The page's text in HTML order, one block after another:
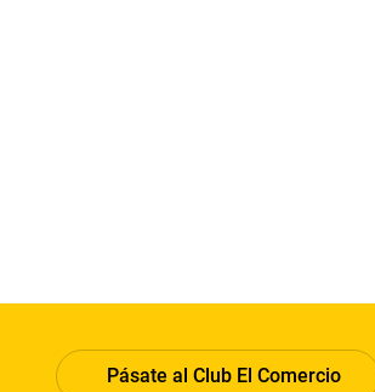
Pásate al Club El Comercio